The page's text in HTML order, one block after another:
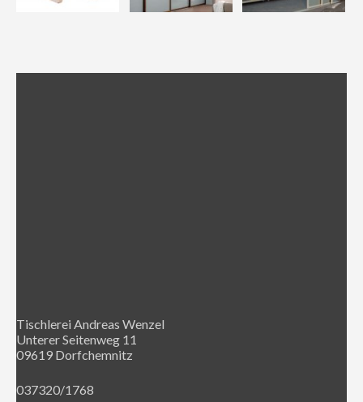
Tischlerei Andreas Wenzel
Unterer Seitenweg 11
09619 Dorfchemnitz
037320/1768